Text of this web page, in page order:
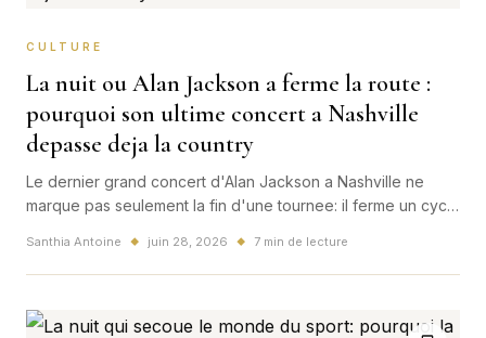
CULTURE
La nuit ou Alan Jackson a ferme la route :
pourquoi son ultime concert a Nashville
depasse deja la country
Le dernier grand concert d'Alan Jackson a Nashville ne
marque pas seulement la fin d'une tournee: il ferme un cycle
toute l'industrie live mondiale.
Santhia Antoine ◆ juin 28, 2026 ◆ 7 min de lecture